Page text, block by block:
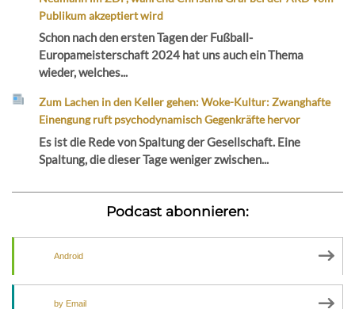
Publikum akzeptiert wird
Schon nach den ersten Tagen der Fußball-
Europameisterschaft 2024 hat uns auch ein Thema
wieder, welches...
Zum Lachen in den Keller gehen: Woke-Kultur: Zwanghafte
Einengung ruft psychodynamisch Gegenkräfte hervor
Es ist die Rede von Spaltung der Gesellschaft. Eine
Spaltung, die dieser Tage weniger zwischen...
Podcast abonnieren:
Android
by Email